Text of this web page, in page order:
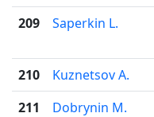
209
Saperkin L.
210
Kuznetsov A.
211
Dobrynin M.